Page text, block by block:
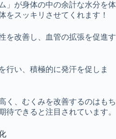
」が身体の中の余計な水分を体
をスッキリさせてくれます！
を改善し、血管の拡張を促進す
行い、積極的に発汗を促しま
く、むくみを改善するのはもち
待できると注目されています。